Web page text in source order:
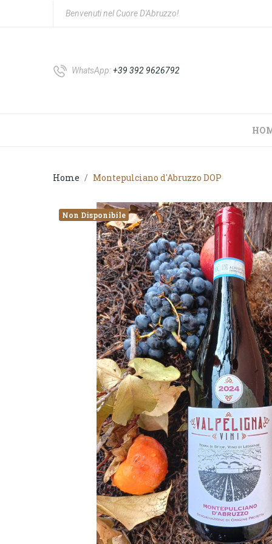
Benvenuti nel Cuore D'Abruzzo!
WhatsApp:+39 392 9626792
Home Montepulciano d'Abruzzo DOP
Non Disponibile